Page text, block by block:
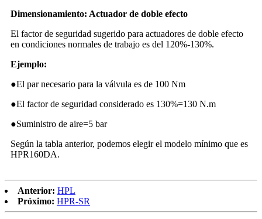
Dimensionamiento: Actuador de doble efecto
El factor de seguridad sugerido para actuadores de doble efecto
en condiciones normales de trabajo es del 120%-130%.
Ejemplo:
●El par necesario para la válvula es de 100 Nm
●El factor de seguridad considerado es 130%=130 N.m
●Suministro de aire=5 bar
Según la tabla anterior, podemos elegir el modelo mínimo que es
HPR160DA.
Anterior: HPL
Próximo: HPR-SR